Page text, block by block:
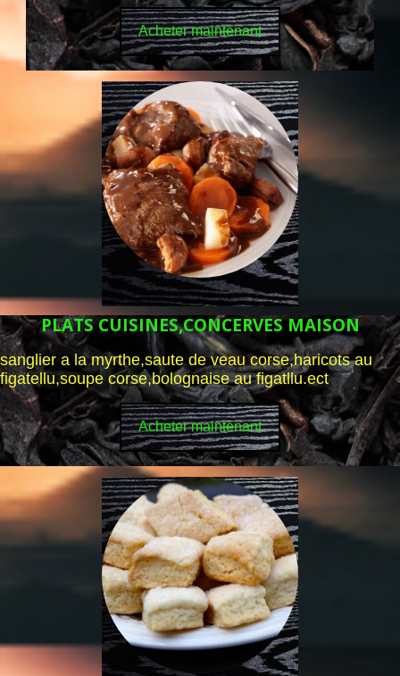
Acheter maintenant
PLATS CUISINES,CONCERVES MAISON
sanglier a la myrthe,saute de veau corse,haricots au
figatellu,soupe corse,bolognaise au figatllu.ect
Acheter maintenant